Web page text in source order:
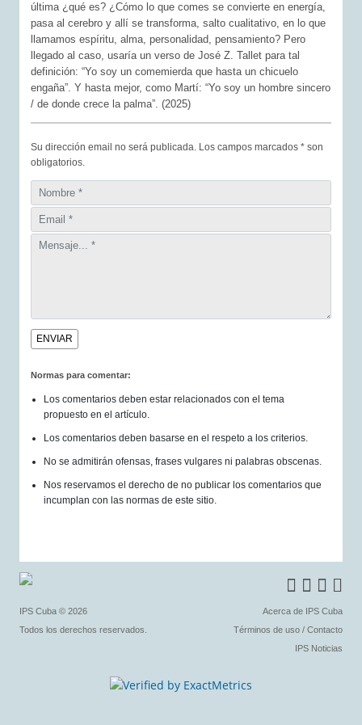
última ¿qué es? ¿Cómo lo que comes se convierte en energía,
pasa al cerebro y allí se transforma, salto cualitativo, en lo que
llamamos espíritu, alma, personalidad, pensamiento? Pero
llegado al caso, usaría un verso de José Z. Tallet para tal
definición: “Yo soy un comemierda que hasta un chicuelo
engaña”. Y hasta mejor, como Martí: “Yo soy un hombre sincero
/ de donde crece la palma”. (2025)
Su dirección email no será publicada. Los campos marcados * son
obligatorios.
Normas para comentar:
Los comentarios deben estar relacionados con el tema
propuesto en el artículo.
Los comentarios deben basarse en el respeto a los criterios.
No se admitirán ofensas, frases vulgares ni palabras obscenas.
Nos reservamos el derecho de no publicar los comentarios que
incumplan con las normas de este sitio.
IPS Cuba © 2026
Acerca de IPS Cuba
Todos los derechos reservados.
Términos de uso / Contacto
IPS Noticias